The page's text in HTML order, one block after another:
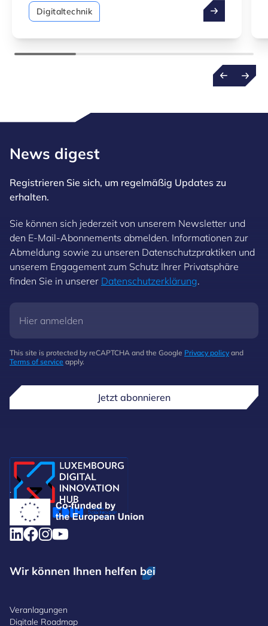
Digitaltechnik
Additive
News digest
Registrieren Sie sich, um regelmäßig Updates zu
erhalten.
Sie können sich jederzeit von unserem Newsletter und
den E-Mail-Abonnements abmelden. Informationen zur
Abmeldung sowie zu unseren Datenschutzpraktiken und
unserem Engagement zum Schutz Ihrer Privatsphäre
finden Sie in unserer Datenschutzerklärung.
This site is protected by reCAPTCHA and the Google Privacy policy and
Terms of service apply.
Jetzt abonnieren
.
Wir können Ihnen helfen bei
Veranlagungen
Digitale Roadmap